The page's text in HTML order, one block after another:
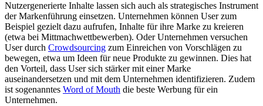
Nutzergenerierte Inhalte lassen sich auch als strategisches Instrument
der Markenführung einsetzen. Unternehmen können User zum
Beispiel gezielt dazu aufrufen, Inhalte für ihre Marke zu kreieren
(etwa bei Mittmachwettbewerben). Oder Unternehmen versuchen
User durch Crowdsourcing zum Einreichen von Vorschlägen zu
bewegen, etwa um Ideen für neue Produkte zu gewinnen. Dies hat
den Vorteil, dass User sich stärker mit einer Marke
auseinandersetzen und mit dem Unternehmen identifizieren. Zudem
ist sogenanntes Word of Mouth die beste Werbung für ein
Unternehmen.